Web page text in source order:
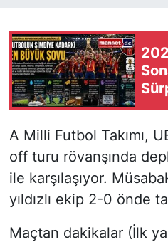
A Milli Futbol Takımı,
off turu rövanşında
ile karşılaşıyor.
yıldızlı ekip 2-0 önde
Maçtan dakikalar (İlk